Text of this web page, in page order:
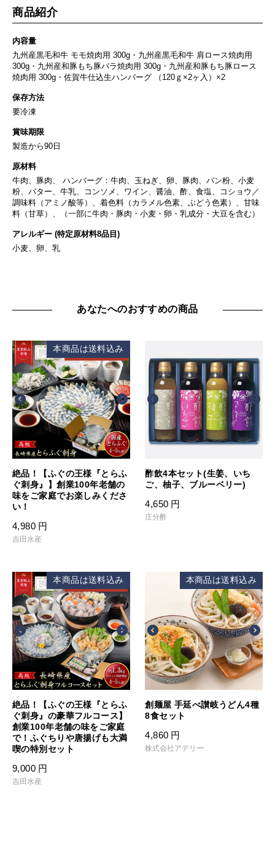
商品紹介
内容量
九州産黒毛和牛 モモ焼肉用 300g・九州産黒毛和牛 肩ロース焼肉用
300g・九州産和豚もち豚バラ焼肉用 300g・九州産和豚もち豚ロース
焼肉用 300g・佐賀牛仕込生ハンバーグ （120ｇ×2ヶ入）×2
保存方法
要冷凍
賞味期限
製造から90日
原材料
牛肉、豚肉、 ハンバーグ：牛肉、玉ねぎ、卵、豚肉、パン粉、小麦
粉、バター、牛乳、コンソメ、ワイン、醤油、酢、食塩、コショウ／
調味料（アミノ酸等）、着色料（カラメル色素、ぶどう色素）、甘味
料（甘草）、（一部に牛肉・豚肉・小麦・卵・乳成分・大豆を含む）
アレルギー (特定原材料8品目)
小麦、卵、乳
あなたへのおすすめの商品
本商品は送料込み
絶品！【ふぐの王様『とらふ
ぐ刺身』】創業100年老舗の
味をご家庭でお楽しみくださ
い！
4,980 円
吉田水産
酢飲4本セット(生姜、いち
ご、柚子、ブルーベリー)
4,650 円
庄分酢
本商品は送料込み
絶品！【ふぐの王様『とらふ
ぐ刺身』の豪華フルコース】
創業100年老舗の味をご家庭
で！ふぐちりや唐揚げも大満
喫の特別セット
9,000 円
吉田水産
本商品は送料込み
創麺屋 手延べ讃岐うどん4種
8食セット
4,860 円
株式会社アデリー